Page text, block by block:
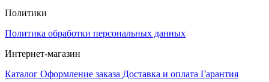
Политики
Политика обработки персональных данных
Интернет-магазин
Каталог Оформление заказа Доставка и оплата Гарантия